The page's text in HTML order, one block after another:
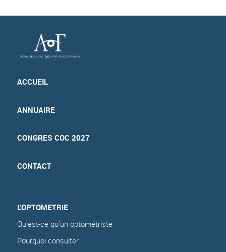
ACCUEIL
ANNUAIRE
CONGRES COC 2027
CONTACT
L'OPTOMETRIE
Qu'est-ce qu'un optométriste
Pourquoi consulter